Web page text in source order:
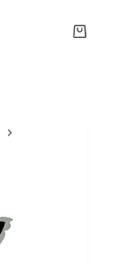
Carro